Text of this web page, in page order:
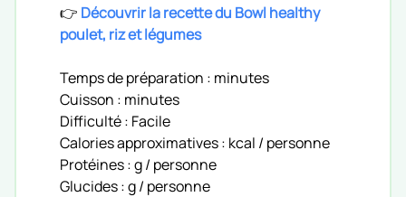
👉 Découvrir la recette du Bowl healthy
poulet, riz et légumes
Temps de préparation : minutes
Cuisson : minutes
Difficulté : Facile
Calories approximatives : kcal / personne
Protéines : g / personne
Glucides : g / personne